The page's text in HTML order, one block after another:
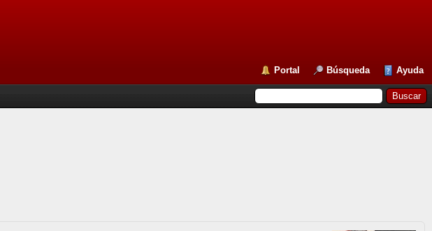
Portal Búsqueda Ayuda